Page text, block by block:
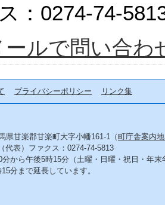
：0274-74-
ールで問い合わ
プライバシーポリシー リンク集
県甘楽郡甘楽町大字小幡161-1（町庁舎案内
代表）ファクス：0274-74-5813
から午後5時15分（土曜・日曜・祝日・年末
分まで延長しています。